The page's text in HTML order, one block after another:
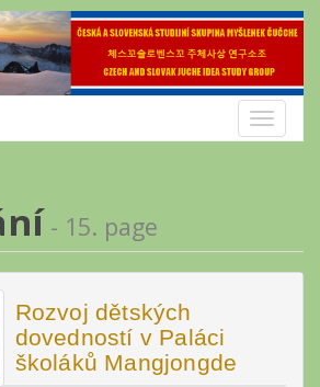
Toggle
- 15. page
Rozvoj dětských
dovedností v Paláci
školáků Mangjongde